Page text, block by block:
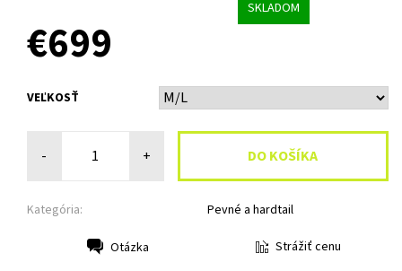
SKLADOM
€699
VEĽKOSŤ
- +
Kategória: Pevné a hardtail
Otázka
Strážiť cenu